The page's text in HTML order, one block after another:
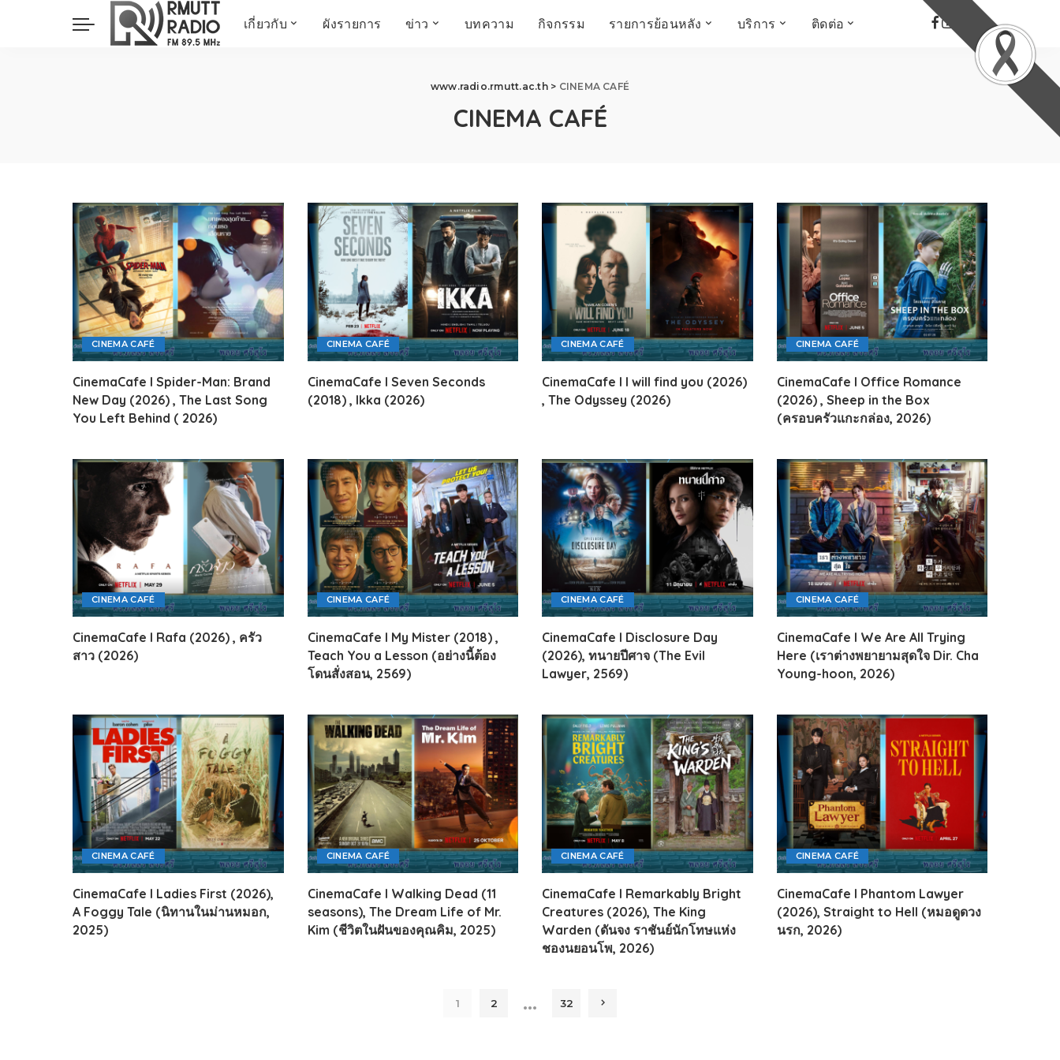
เกี่ยวกับ
โครงสร้างองค์กร
คณะกรรมการบริหาร
ผังรายการ ข่าว
สมัครงาน
บทความ กิจกรรม รายการย้อนหลัง
RESEARCH FOCUS
TechTrend
ช่างช่วย
META พลิกโลก
Power of Art
ฟาร์มสร้างสุข
สุขทุกวัยด้วยภูมิปัญญา
ไทยสร้างสรรค์
Check4Drive
INNOVATION FOR LIFE
THE FUTURIST
MY COMPUTER
FOLLOW SOCIAL
OVERTECH
มหาวิทยาลัยเพื่อชุมชน
เศรษฐกิจ สังคม และ
คุณภาพชีวิต
HowToLife
ชวนกันมานั่งคุย
ชวนกันมานั่งคุย BY
BUSIT
รอบบ้านเรา
เรื่องเก่าที่เรารัก
จิตวิทยากับครูยุ้ย
HEALTHY CLUB
Good Health and
Wellness
POST IT
FOOD DELIVERY
READY FOR LADY
ตลาดนัดชุมชน
กลเม็ดครัวไอเดีย
สุข-อาสา
GOOD JOB
การศึกษา ศิลปะ
วัฒนธรรม
ชีวิตวัฒนธรรม
เพลินภาษานานาสาระ
ThaiTravelTrends
RT Freshey
Tips for Trips
มรดกไทย
TotalSoundMagazine
Pretty Proof
EASY LIFE
Culture Travel
สยามยามสี่
ALL AROUND THE
WORLD
กรอบข่าวรอบสัปดาห์
มุมมองข่าว
ที่นี่RMUT
เป็นเรื่องเป็นราว
บริการ
ห้องประชุมสัมมนา
ติดต่อ
www.radio.rmutt.ac.th> CINEMA CAFÉ
CINEMA CAFÉ
CINEMA CAFÉ
CinemaCafe l Spider-Man: Brand
New Day (2026) , The Last Song
You Left Behind ( 2026)
CINEMA CAFÉ
CinemaCafe l Seven Seconds
(2018) , Ikka (2026)
CINEMA CAFÉ
CinemaCafe l I will find you (2026)
, The Odyssey (2026)
CINEMA CAFÉ
CinemaCafe l Office Romance
(2026) , Sheep in the Box
(ครอบครัวแกะกล่อง, 2026)
CINEMA CAFÉ
CinemaCafe l Rafa (2026) , ครัว
สาว (2026)
CINEMA CAFÉ
CinemaCafe l My Mister (2018) ,
Teach You a Lesson (อย่างนี้ต้อง
โดนสั่งสอน, 2569)
CINEMA CAFÉ
CinemaCafe l Disclosure Day
(2026), ทนายปีศาจ (The Evil
Lawyer, 2569)
CINEMA CAFÉ
CinemaCafe l We Are All Trying
Here (เราต่างพยายามสุดใจ Dir. Cha
Young-hoon, 2026)
CINEMA CAFÉ
CinemaCafe l Ladies First (2026),
A Foggy Tale (นิทานในม่านหมอก,
2025)
CINEMA CAFÉ
CinemaCafe l Walking Dead (11
seasons), The Dream Life of Mr.
Kim (ชีวิตในฝันของคุณคิม, 2025)
CINEMA CAFÉ
CinemaCafe l Remarkably Bright
Creatures (2026), The King
Warden (ดันจง ราชันย์นักโทษแห่ง
ชองนยอนโพ, 2026)
CINEMA CAFÉ
CinemaCafe l Phantom Lawyer
(2026), Straight to Hell (หมอดูดวง
นรก, 2026)
1 2 … 32